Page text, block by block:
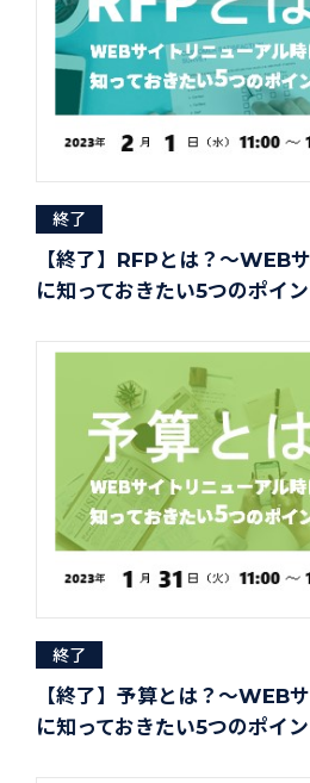
終了
【終了】RFPとは？～WEB
に知っておきたい5つのポイ
終了
【終了】予算とは？～WEB
に知っておきたい5つのポイ